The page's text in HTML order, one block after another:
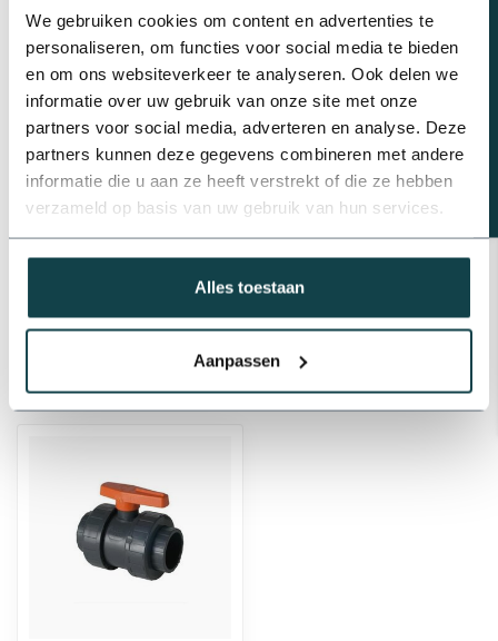
We gebruiken cookies om content en advertenties te
personaliseren, om functies voor social media te bieden
en om ons websiteverkeer te analyseren. Ook delen we
informatie over uw gebruik van onze site met onze
partners voor social media, adverteren en analyse. Deze
partners kunnen deze gegevens combineren met andere
informatie die u aan ze heeft verstrekt of die ze hebben
verzameld op basis van uw gebruik van hun services.
Alles toestaan
Aanpassen
Op voorraad
PP kogelkraan | Klem x
buitendraad
€7,63
Advies nodig van de beregeningsspecialist?
info@onlineberegening.nl
Recent bekeken
Beregeningsplan?